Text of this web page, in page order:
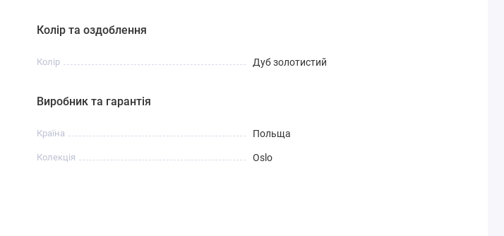
Колір та оздоблення
Колір Дуб золотистий
Виробник та гарантія
Країна Польща
Колекція Oslo